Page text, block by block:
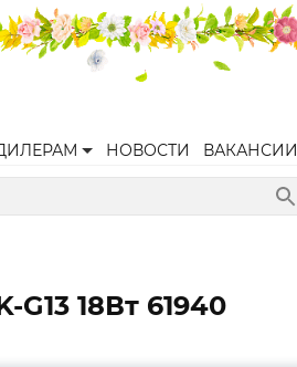
НОВОСТИ ВАКАНСИИ
18Вт 61940